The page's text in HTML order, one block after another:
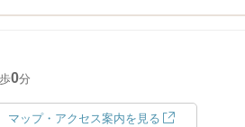
0分
マップ・アクセス案内を見る